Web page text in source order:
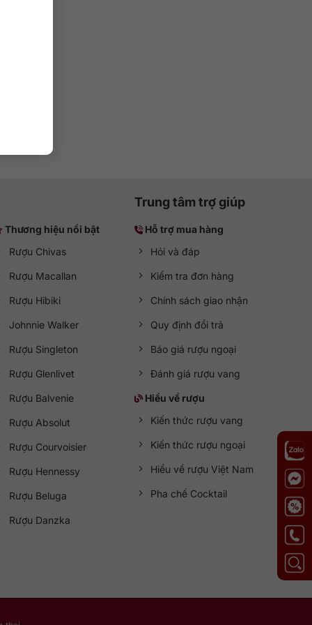
La
Thương hiệu nổi bật
Rượu Chivas
Rượu Macallan
Rượu Hibiki
Johnnie Walker
Rượu Singleton
Rượu Glenlivet
Rượu Balvenie
Rượu Absolut
Rượu Courvoisier
Rượu Hennessy
Rượu Beluga
Rượu Danzka
Trung tâm trợ giúp
Hỗ trợ mua hàng
Hỏi và đáp
Kiểm tra đơn hàng
Chính sách giao nhận
Quy định đổi trả
Báo giá rượu ngoại
Đánh giá rượu vang
Hiểu về rượu
Kiến thức rượu vang
Kiến thức rượu ngoại
Hiểu về rượu Việt Nam
Pha chế Cocktail